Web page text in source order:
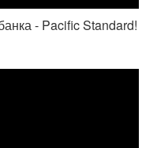
- Pacific Standard!